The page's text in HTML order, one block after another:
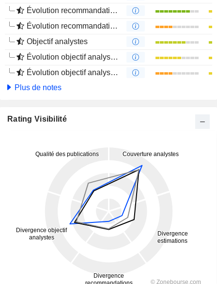
Évolution recommandations analystes 1 an
Évolution recommandations analystes 4 mois
Objectif analystes
Évolution objectif analystes 1 an
Évolution objectif analystes 4 mois
Plus de notes
Rating Visibilité